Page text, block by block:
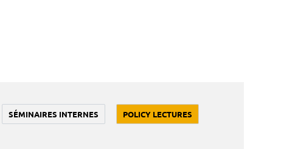
SÉMINAIRES INTERNES POLICY LECTURES